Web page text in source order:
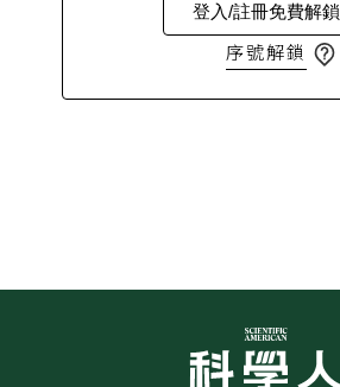
登入/註冊免費解鎖
序號解鎖